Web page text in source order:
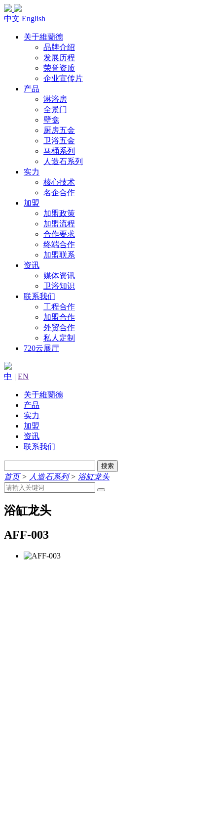
中文 English
关于維蘭德
品牌介绍
发展历程
荣誉资质
企业宣传片
产品
淋浴房
全景门
壁龛
厨房五金
卫浴五金
马桶系列
人造石系列
实力
核心技术
名企合作
加盟
加盟政策
加盟流程
合作要求
终端合作
加盟联系
资讯
媒体资讯
卫浴知识
联系我们
工程合作
加盟合作
外贸合作
私人定制
720云展厅
中 | EN
关于維蘭德
产品
实力
加盟
资讯
联系我们
搜索
首页> 人造石系列> 浴缸龙头
浴缸龙头
AFF-003